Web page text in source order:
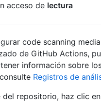
acceso de lectura
code scanning
de GitHub Actions,
información sobre
Registros de
del repositorio, haz clic en